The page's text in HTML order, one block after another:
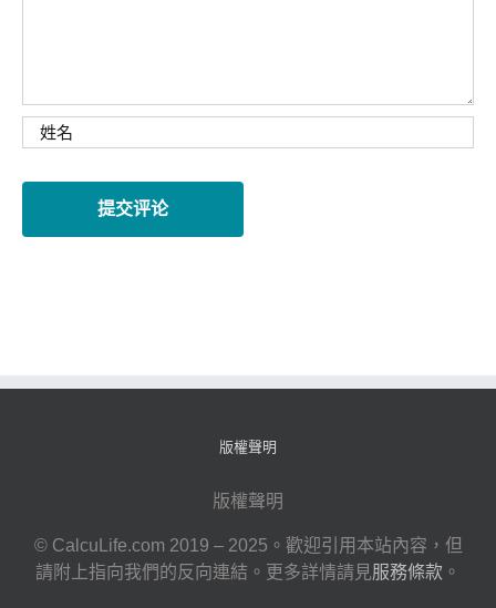
版權聲明
版權聲明
© CalcuLife.com 2019 – 2025。歡迎引用本站內容，但
請附上指向我們的反向連結。更多詳情請見服務條款 。